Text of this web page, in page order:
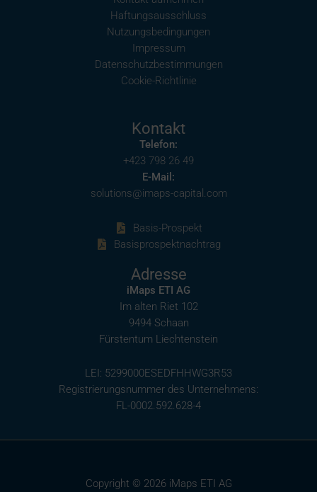
Haftungsausschluss
Nutzungsbedingungen
Impressum
Datenschutzbestimmungen
Cookie-Richtlinie
Kontakt
Telefon:
+423 798 26 49
E-Mail:
solutions@imaps-capital.com
Basis-Prospekt
Basisprospektnachtrag
Adresse
iMaps ETI AG
Im alten Riet 102
9494 Schaan
Fürstentum Liechtenstein
LEI: 5299000ESEDFHHWG3R53
Registrierungsnummer des Unternehmens:
FL-0002.592.628-4
Copyright © 2026 iMaps ETI AG